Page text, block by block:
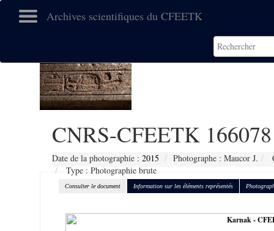
Archives scientifiques du CFEETK
CNRS-CFEETK 166078
Date de la photographie : 2015 Photographe : Maucor J.
Type : Photographie brute
Consulter le document Information sur les éléments représentés